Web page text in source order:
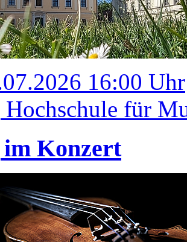
16:00 Uhr
für
im Konzert